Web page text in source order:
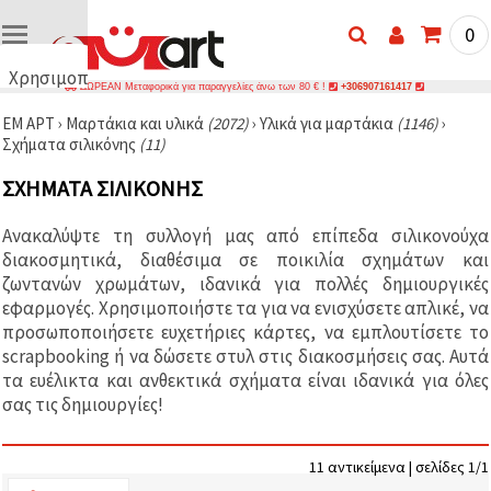
Χρησιμοποιούμε
🍪
Χρησιμοποιούμε
παρόμοιες
τεχνολογίες
διασφαλίσουμε
τη σωστή
λειτουργία
του
ιστότοπου,
βελτιώσουμε
την
εμπειρία
σας και, με
τη
σας, να
0
ΔΩΡΕΑΝ Μεταφορικά για παραγγελίες άνω των 80 € ! +306907161417
ΕΜ ΑΡΤ › Μαρτάκια και υλικά (2072)› Υλικά για μαρτάκια (1146)›
Σχήματα σιλικόνης (11)
ΣΧΉΜΑΤΑ ΣΙΛΙΚΌΝΗΣ
Ανακαλύψτε τη συλλογή μας από επίπεδα σιλικονούχα
διακοσμητικά, διαθέσιμα σε ποικιλία σχημάτων και
ζωντανών χρωμάτων, ιδανικά για πολλές δημιουργικές
εφαρμογές. Χρησιμοποιήστε τα για να ενισχύσετε απλικέ, να
προσωποποιήσετε ευχετήριες κάρτες, να εμπλουτίσετε το
scrapbooking ή να δώσετε στυλ στις διακοσμήσεις σας. Αυτά
τα ευέλικτα και ανθεκτικά σχήματα είναι ιδανικά για όλες
σας τις δημιουργίες!
11 αντικείμενα | σελίδες 1/1